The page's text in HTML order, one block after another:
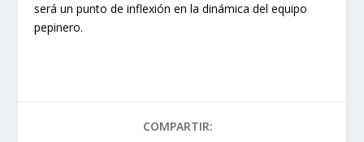
será un punto de inflexión en la dinámica del equipo
pepinero.
COMPARTIR: